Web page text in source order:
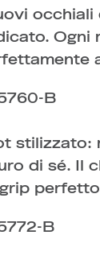
Ogni
B
stilizzato:
di sé. Il
B